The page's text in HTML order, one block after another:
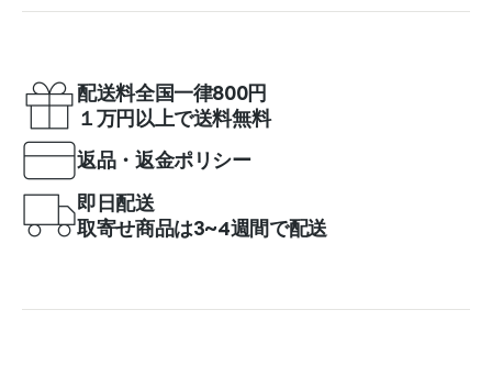
配送料全国一律800円
１万円以上で送料無料
返品・返金ポリシー
即日配送
取寄せ商品は3~4週間で配送